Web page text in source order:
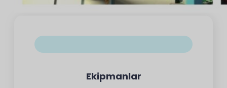
Ekipmanlar